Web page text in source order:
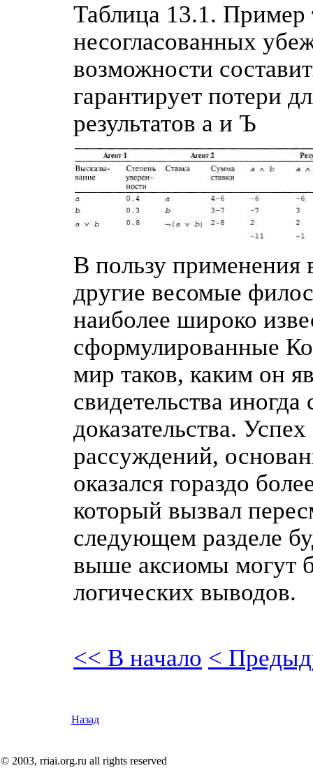
Таблица 13.1. Пример
несогласованных
возможности
гарантирует потери
результатов а и Ъ
В пользу применения
другие весомые
наиболее широко
сформулированные
мир таков, каким он
свидетельства
доказательства.
рассуждений,
оказался гораздо
который вызвал
следующем разделе
выше аксиомы могут
логических выводов.
<< В начало <
Назад
© 2003, rriai.org.ru all rights reserved